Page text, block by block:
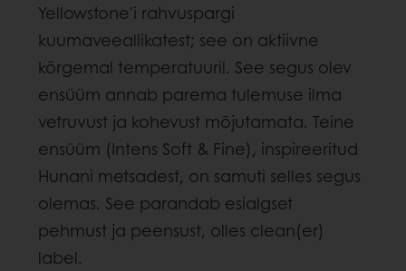
Yellowstone'i rahvuspargi
kuumaveeallikatest; see on aktiivne
kõrgemal temperatuuril. See segus olev
ensüüm annab parema tulemuse ilma
vetruvust ja kohevust mõjutamata. Teine
ensüüm (Intens Soft & Fine), inspireeritud
Hunani metsadest, on samuti selles segus
olemas. See parandab esialgset
pehmust ja peensust, olles clean(er)
label.